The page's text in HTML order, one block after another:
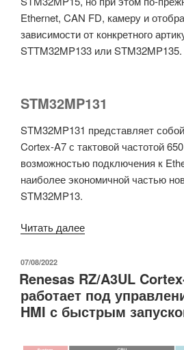
Ethernet, CAN FD, камеру и
зависимости от конкретного
STTM32MP133 или STM32MP135.
STM32MP131
STM32MP131 представляет
Cortex-A7 с тактовой частотой
возможностью подключения к
наиболее экономичной частью
STM32MP13.
Читать далее«STMicro
по
стоимости
микропроцессор
ОПУБЛИКОВАНО
07/08/2022
Renesas RZ/A3UL
работает под
HMI с быстрым